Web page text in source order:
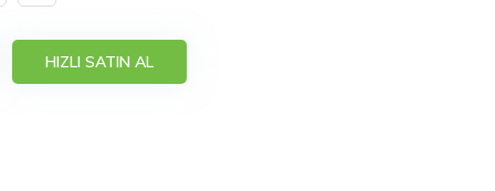
HIZLI SATIN AL